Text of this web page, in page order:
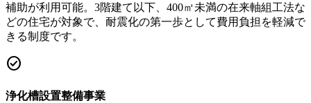
補助が利用可能。3階建て以下、400㎡未満の在来軸組工法な
どの住宅が対象で、耐震化の第一歩として費用負担を軽減で
きる制度です。
check_circle
浄化槽設置整備事業